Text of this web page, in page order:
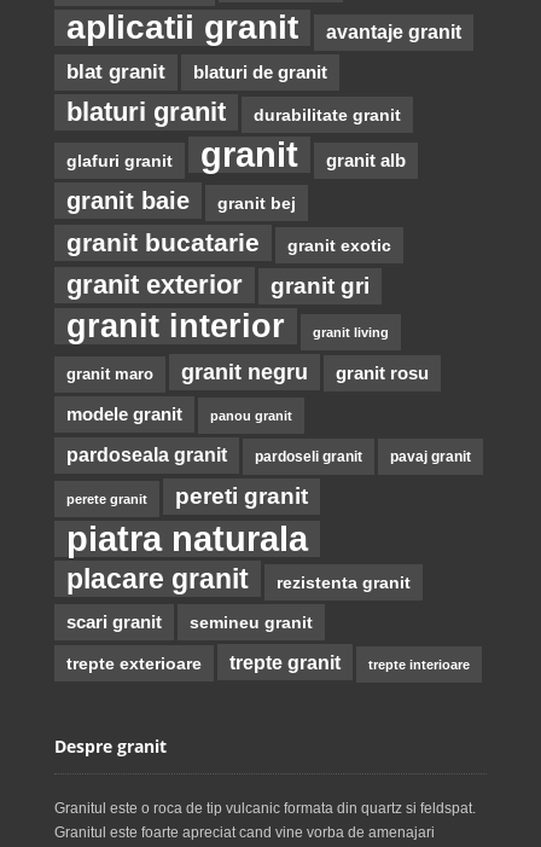
aplicatii granit avantaje granit
blat granit blaturi de granit
blaturi granit durabilitate granit
glafuri granit granit granit alb
granit baie granit bej
granit bucatarie granit exotic
granit exterior granit gri
granit interior granit living
granit maro granit negru granit rosu
modele granit panou granit
pardoseala granit pardoseli granit pavaj granit
perete granit pereti granit
piatra naturala
placare granit rezistenta granit
scari granit semineu granit
trepte exterioare trepte granit trepte interioare
Despre granit
Granitul este o roca de tip vulcanic formata din quartz si feldspat.
Granitul este foarte apreciat cand vine vorba de amenajari